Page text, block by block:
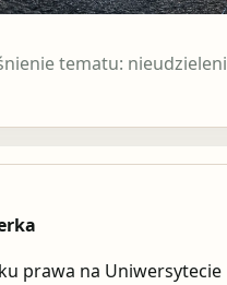
tematu:
prawa na Uniwersytecie